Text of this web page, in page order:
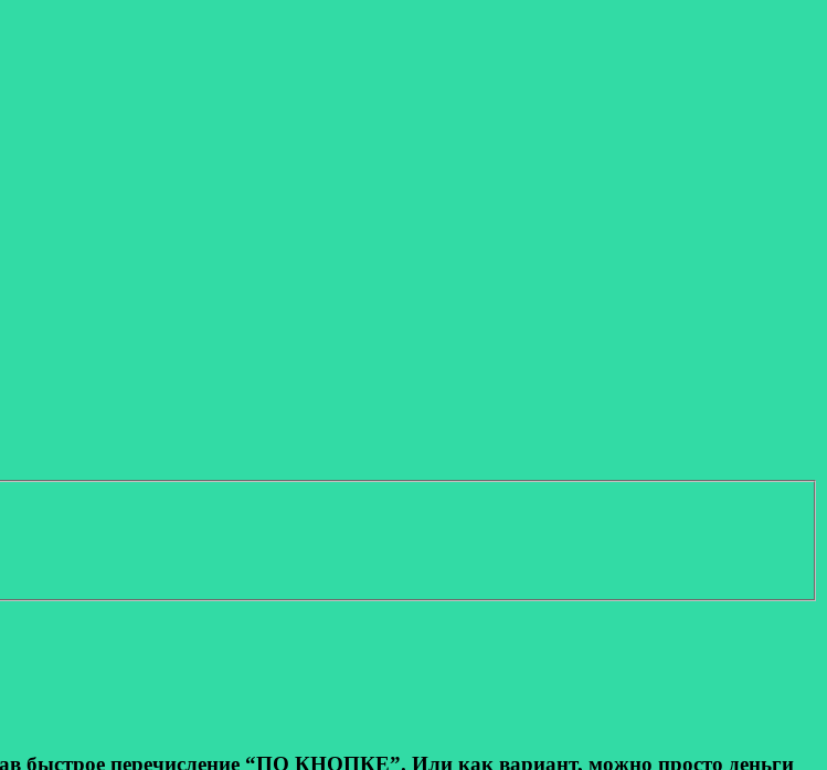
перечисление “ПО КНОПКЕ”. Или как вариант, можно просто деньги